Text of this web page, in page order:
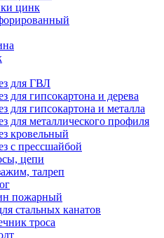
цинк
для ГВЛ
для гипсокартона и дерева
для гипсокартона и металла
для металлического профиля
кровельный
с прессшайбой
цепи
талреп
пожарный
стальных канатов
троса